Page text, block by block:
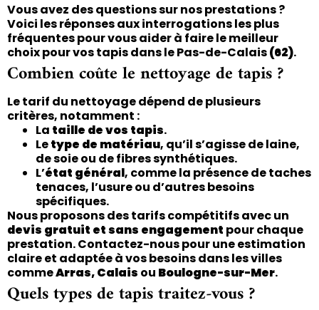
Vous avez des questions sur nos prestations ?
Voici les réponses aux interrogations les plus
fréquentes pour vous aider à faire le meilleur
choix pour vos tapis dans le Pas-de-Calais(62).
Combien coûte le nettoyage de tapis ?
Le tarif du nettoyage dépend de plusieurs
critères, notamment :
La taille de vos tapis.
Letype de matériau, qu’il s’agisse de laine,
de soie ou de fibres synthétiques.
L’état général, comme la présence de taches
tenaces, l’usure ou d’autres besoins
spécifiques.
Nous proposons des tarifs compétitifs avec un
devis gratuit et sans engagement pour chaque
prestation. Contactez-nous pour une estimation
claire et adaptée à vos besoins dans les villes
commeArras, Calais ou Boulogne-sur-Mer.
Quels types de tapis traitez-vous ?